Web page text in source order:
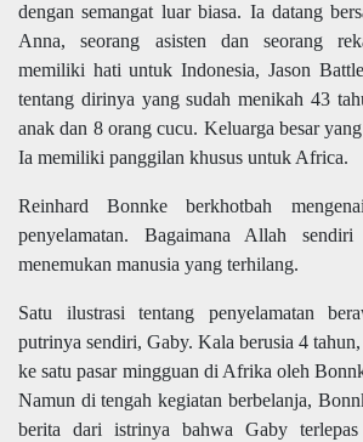
dengan semangat luar biasa. Ia datang
Anna, seorang asisten dan seorang
memiliki hati untuk Indonesia, Jason
tentang dirinya yang sudah menikah 43
anak dan 8 orang cucu. Keluarga besar
Ia memiliki panggilan khusus untuk Africa.
Reinhard Bonnke berkhotbah
penyelamatan. Bagaimana Allah
menemukan manusia yang terhilang.
Satu ilustrasi tentang penyelamatan
putrinya sendiri, Gaby. Kala berusia 4
ke satu pasar mingguan di Afrika oleh
Namun di tengah kegiatan berbelanja,
berita dari istrinya bahwa Gaby